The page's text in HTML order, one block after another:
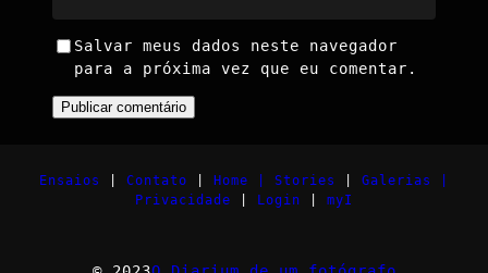
Salvar meus dados neste navegador
para a próxima vez que eu comentar.
Ensaios Contato Home | Stories
Galerias |
Privacidade
Login myI